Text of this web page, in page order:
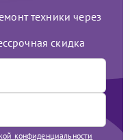
техники через
скидка
конфиденциальности